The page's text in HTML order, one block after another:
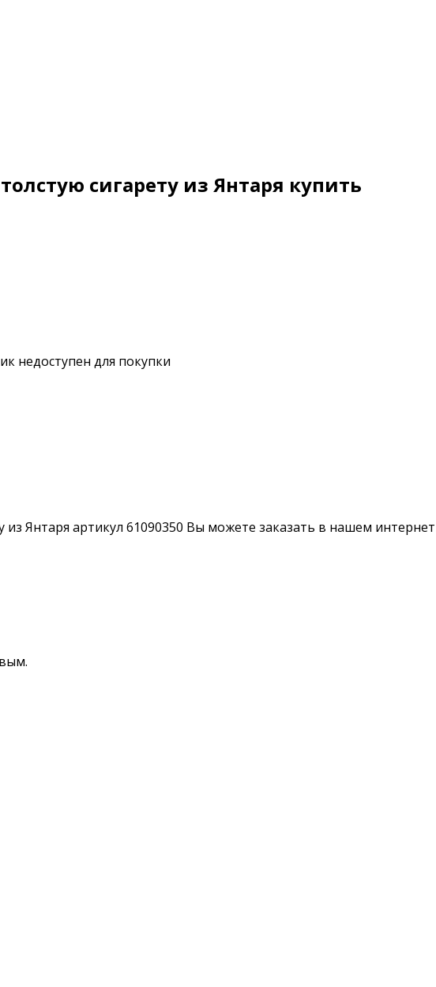
сигарету из Янтаря купить
недоступен для покупки
Янтаря артикул 61090350 Вы можете заказать в нашем